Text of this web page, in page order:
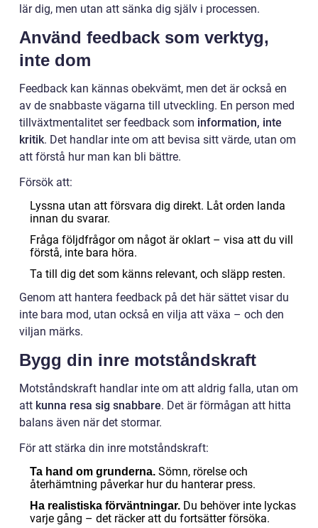
lär dig, men utan att sänka dig själv i processen.
Använd feedback som verktyg,
inte dom
Feedback kan kännas obekvämt, men det är också en
av de snabbaste vägarna till utveckling. En person med
tillväxtmentalitet ser feedback som information, inte
kritik. Det handlar inte om att bevisa sitt värde, utan om
att förstå hur man kan bli bättre.
Försök att:
Lyssna utan att försvara dig direkt. Låt orden landa
innan du svarar.
Fråga följdfrågor om något är oklart – visa att du vill
förstå, inte bara höra.
Ta till dig det som känns relevant, och släpp resten.
Genom att hantera feedback på det här sättet visar du
inte bara mod, utan också en vilja att växa – och den
viljan märks.
Bygg din inre motståndskraft
Motståndskraft handlar inte om att aldrig falla, utan om
att kunna resa sig snabbare. Det är förmågan att hitta
balans även när det stormar.
För att stärka din inre motståndskraft:
Ta hand om grunderna. Sömn, rörelse och
återhämtning påverkar hur du hanterar press.
Ha realistiska förväntningar. Du behöver inte lyckas
varje gång – det räcker att du fortsätter försöka.